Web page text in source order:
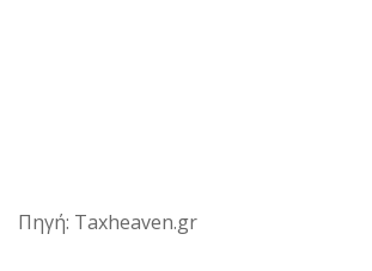
Πηγή: Taxheaven.gr